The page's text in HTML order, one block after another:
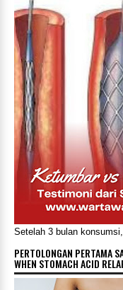
Setelah 3 bulan
PERTOLONGAN PERTAMA
WHEN STOMACH ACID